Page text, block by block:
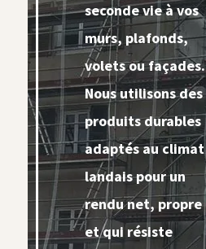
seconde vie à vos
murs, plafonds,
volets ou façades.
Nous utilisons des
produits durables
adaptés au climat
landais pour un
rendu net, propre
et qui résiste